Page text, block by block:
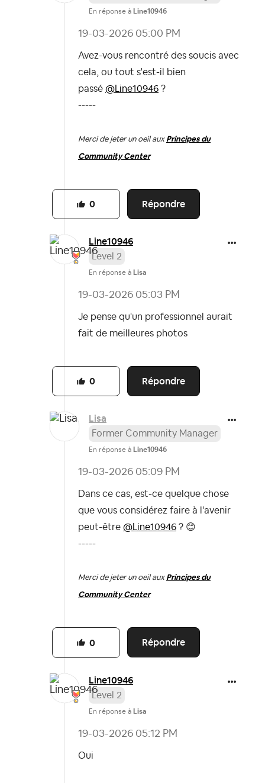
En réponse à Line10946
‎19-03-2026 05:00 PM
Avez-vous rencontré des soucis avec
cela, ou tout s'est-il bien
passé @Line10946 ?
-----
Merci de jeter un oeil aux Principes du
Community Center
Répondre
0
Line10946
Level 2
En réponse à Lisa
‎19-03-2026 05:03 PM
Je pense qu'un professionnel aurait
fait de meilleures photos
Répondre
0
Lisa
Former Community Manager
En réponse à Line10946
‎19-03-2026 05:09 PM
Dans ce cas, est-ce quelque chose
que vous considérez faire à l'avenir
peut-être @Line10946 ? 😊
-----
Merci de jeter un oeil aux Principes du
Community Center
Répondre
0
Line10946
Level 2
En réponse à Lisa
‎19-03-2026 05:12 PM
Oui